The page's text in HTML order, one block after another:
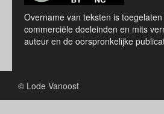
Overname van teksten is
commerciële doeleinden en mits
auteur en de oorspronkelijke
© Lode Vanoost